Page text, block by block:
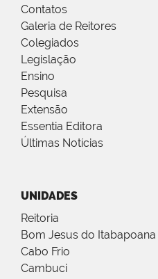
Contatos
Galeria de Reitores
Colegiados
Legislação
Ensino
Pesquisa
Extensão
Essentia Editora
Últimas Notícias
UNIDADES
Reitoria
Bom Jesus do Itabapoana
Cabo Frio
Cambuci